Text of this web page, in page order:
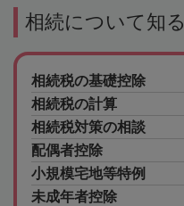
相続について知る
相続税の基礎控除
相続税の計算
相続税対策の相談
配偶者控除
小規模宅地等特例
未成年者控除